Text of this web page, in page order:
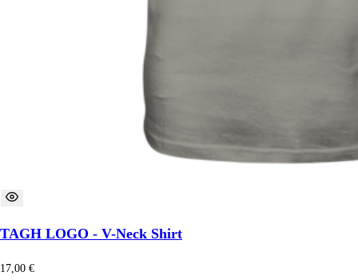
TAGH LOGO - V-Neck Shirt
17,00 €